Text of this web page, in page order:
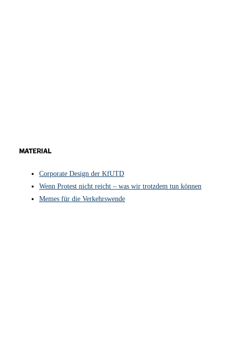
Material
Corporate Design der KfUTD
Wenn Protest nicht reicht – was wir trotzdem tun können
Memes für die Verkehrswende